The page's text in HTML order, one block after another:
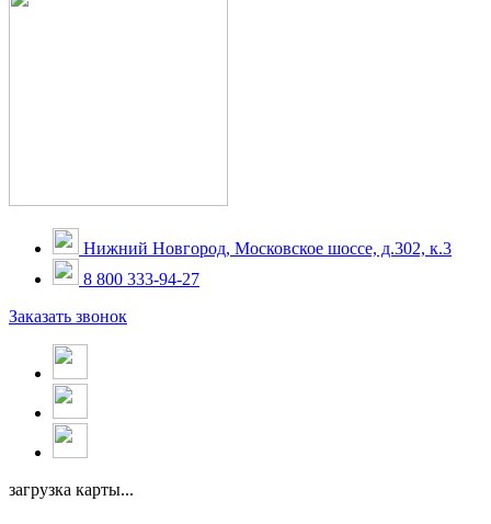
Нижний Новгород, Московское шоссе, д.302, к.3
8 800 333-94-27
Заказать звонок
загрузка карты...